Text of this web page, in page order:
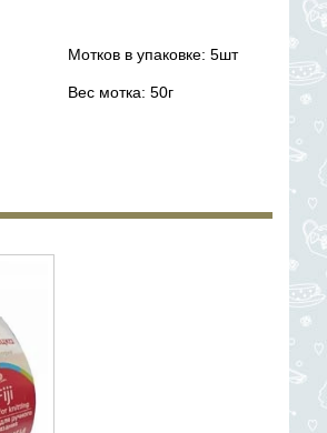
Мотков в упаковке: 5шт
Вес мотка: 50г